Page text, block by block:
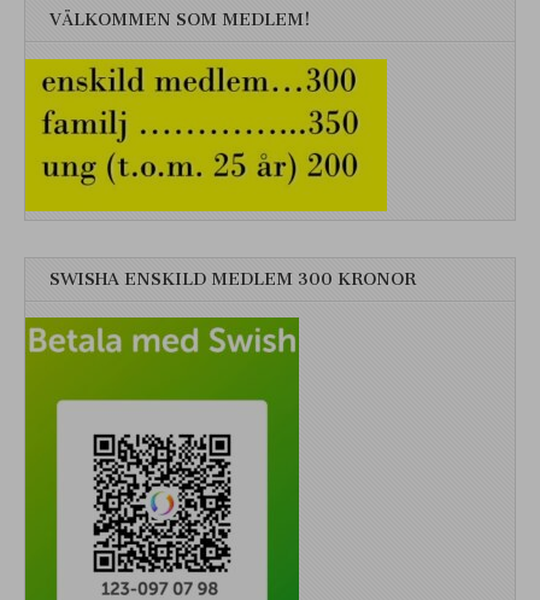
VÄLKOMMEN SOM MEDLEM!
SWISHA ENSKILD MEDLEM 300 KRONOR